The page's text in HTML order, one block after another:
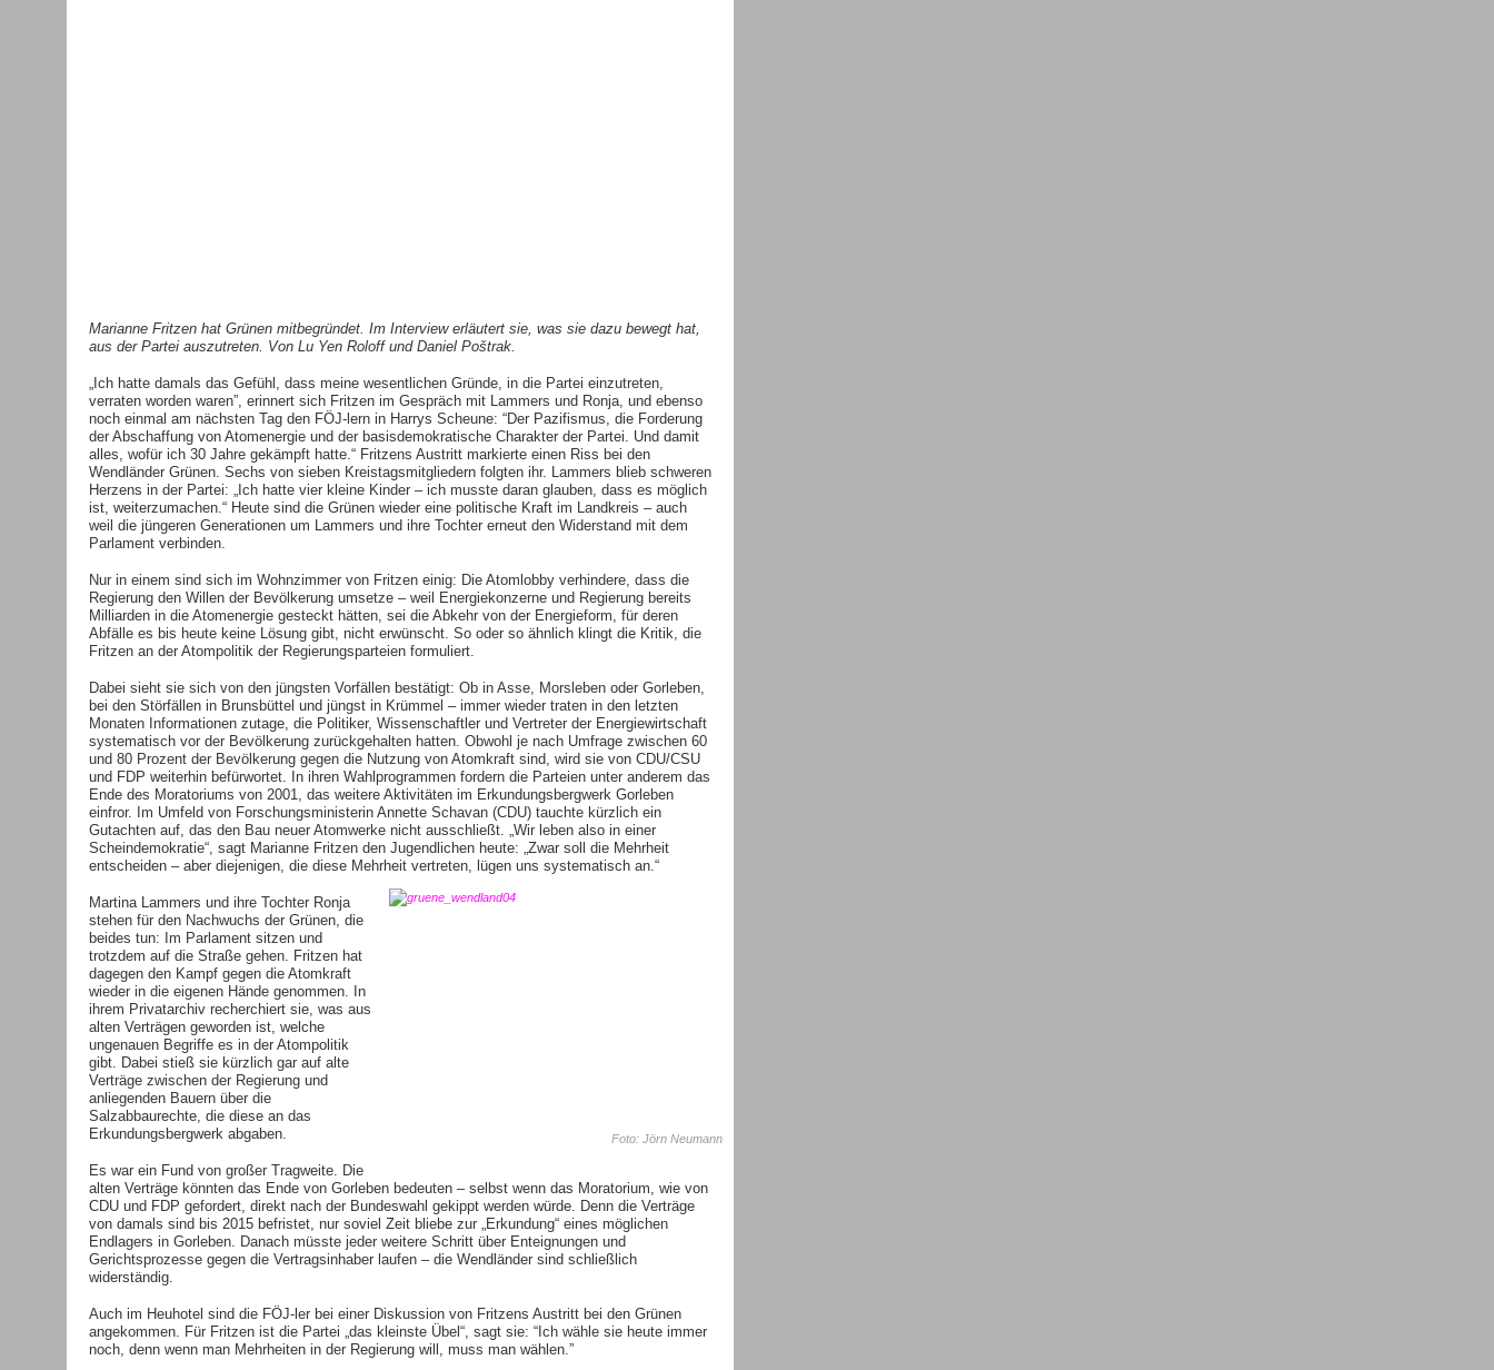
Marianne Fritzen hat Grünen mitbegründet. Im Interview erläutert sie, was sie dazu bewegt hat,
aus der Partei auszutreten. Von Lu Yen Roloff und Daniel Poštrak.
„Ich hatte damals das Gefühl, dass meine wesentlichen Gründe, in die Partei einzutreten,
verraten worden waren”, erinnert sich Fritzen im Gespräch mit Lammers und Ronja, und ebenso
noch einmal am nächsten Tag den FÖJ-lern in Harrys Scheune: “Der Pazifismus, die Forderung
der Abschaffung von Atomenergie und der basisdemokratische Charakter der Partei. Und damit
alles, wofür ich 30 Jahre gekämpft hatte.“ Fritzens Austritt markierte einen Riss bei den
Wendländer Grünen. Sechs von sieben Kreistagsmitgliedern folgten ihr. Lammers blieb schweren
Herzens in der Partei: „Ich hatte vier kleine Kinder – ich musste daran glauben, dass es möglich
ist, weiterzumachen.“ Heute sind die Grünen wieder eine politische Kraft im Landkreis – auch
weil die jüngeren Generationen um Lammers und ihre Tochter erneut den Widerstand mit dem
Parlament verbinden.
Nur in einem sind sich im Wohnzimmer von Fritzen einig: Die Atomlobby verhindere, dass die
Regierung den Willen der Bevölkerung umsetze – weil Energiekonzerne und Regierung bereits
Milliarden in die Atomenergie gesteckt hätten, sei die Abkehr von der Energieform, für deren
Abfälle es bis heute keine Lösung gibt, nicht erwünscht. So oder so ähnlich klingt die Kritik, die
Fritzen an der Atompolitik der Regierungsparteien formuliert.
Dabei sieht sie sich von den jüngsten Vorfällen bestätigt: Ob in Asse, Morsleben oder Gorleben,
bei den Störfällen in Brunsbüttel und jüngst in Krümmel – immer wieder traten in den letzten
Monaten Informationen zutage, die Politiker, Wissenschaftler und Vertreter der Energiewirtschaft
systematisch vor der Bevölkerung zurückgehalten hatten. Obwohl je nach Umfrage zwischen 60
und 80 Prozent der Bevölkerung gegen die Nutzung von Atomkraft sind, wird sie von CDU/CSU
und FDP weiterhin befürwortet. In ihren Wahlprogrammen fordern die Parteien unter anderem das
Ende des Moratoriums von 2001, das weitere Aktivitäten im Erkundungsbergwerk Gorleben
einfror. Im Umfeld von Forschungsministerin Annette Schavan (CDU) tauchte kürzlich ein
Gutachten auf, das den Bau neuer Atomwerke nicht ausschließt. „Wir leben also in einer
Scheindemokratie“, sagt Marianne Fritzen den Jugendlichen heute: „Zwar soll die Mehrheit
entscheiden – aber diejenigen, die diese Mehrheit vertreten, lügen uns systematisch an.“
Foto: Jörn Neumann
Martina Lammers und ihre Tochter Ronja
stehen für den Nachwuchs der Grünen, die
beides tun: Im Parlament sitzen und
trotzdem auf die Straße gehen. Fritzen hat
dagegen den Kampf gegen die Atomkraft
wieder in die eigenen Hände genommen. In
ihrem Privatarchiv recherchiert sie, was aus
alten Verträgen geworden ist, welche
ungenauen Begriffe es in der Atompolitik
gibt. Dabei stieß sie kürzlich gar auf alte
Verträge zwischen der Regierung und
anliegenden Bauern über die
Salzabbaurechte, die diese an das
Erkundungsbergwerk abgaben.
Es war ein Fund von großer Tragweite. Die
alten Verträge könnten das Ende von Gorleben bedeuten – selbst wenn das Moratorium, wie von
CDU und FDP gefordert, direkt nach der Bundeswahl gekippt werden würde. Denn die Verträge
von damals sind bis 2015 befristet, nur soviel Zeit bliebe zur „Erkundung“ eines möglichen
Endlagers in Gorleben. Danach müsste jeder weitere Schritt über Enteignungen und
Gerichtsprozesse gegen die Vertragsinhaber laufen – die Wendländer sind schließlich
widerständig.
Auch im Heuhotel sind die FÖJ-ler bei einer Diskussion von Fritzens Austritt bei den Grünen
angekommen. Für Fritzen ist die Partei „das kleinste Übel“, sagt sie: “Ich wähle sie heute immer
noch, denn wenn man Mehrheiten in der Regierung will, muss man wählen.”